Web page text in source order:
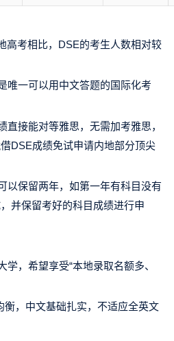
高考相比，DSE的考生人数相对较
唯一可以用中文答题的国际化考
直接能对等雅思， 无需加考雅思，
DSE成绩免试申请内地部分顶尖
以保留两年，如第一年有科目没有
并保留考好的科目成绩进行申
学，希望享受“本地录取名额多、
，中文基础扎实， 不适应全英文